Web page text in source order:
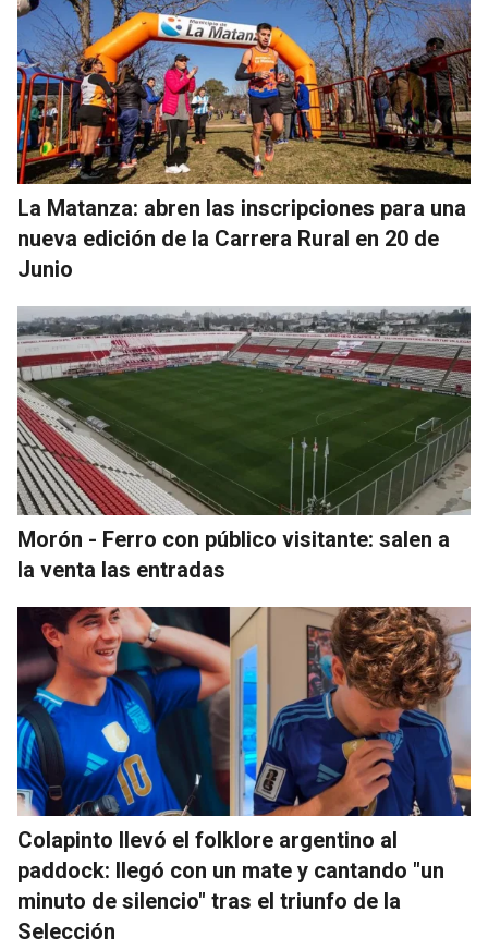
La Matanza: abren las inscripciones para una
nueva edición de la Carrera Rural en 20 de
Junio
Morón - Ferro con público visitante: salen a
la venta las entradas
Colapinto llevó el folklore argentino al
paddock: llegó con un mate y cantando "un
minuto de silencio" tras el triunfo de la
Selección